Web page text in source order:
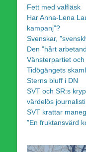
Fett med valfläsk
Har Anna-Lena
kampanj”?
Svenskar,
Den ”hårt
Vänsterpartiet och
Tidögängets
Sterns bluff i DN
SVT och SR:s
värdelös
SVT krattar
”En fruktansvärd